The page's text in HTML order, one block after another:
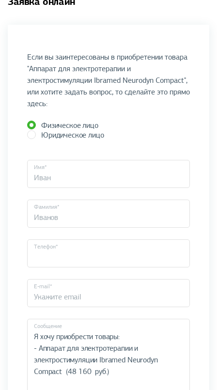
Если вы заинтересованы в приобретении товара
"Аппарат для электротерапии и
электростимуляции Ibramed Neurodyn Compact",
или хотите задать вопрос, то сделайте это прямо
здесь:
Физическое лицо
Юридическое лицо
Имя*
Фамилия*
Телефон*
E-mail*
Cообщение